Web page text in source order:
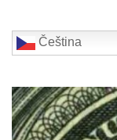
Čeština‎